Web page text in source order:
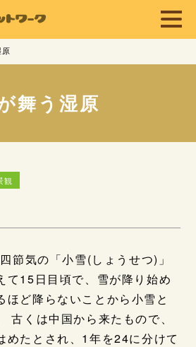
原
舞う湿原
観
節気の「小雪(しょうせつ)」
て15日目頃で、雪が降り始め
ほど降らないことから小雪と
古くは中国から来たもので、
めたとされ、1年を24に分けて